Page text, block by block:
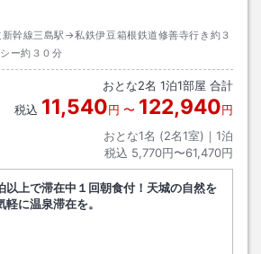
新幹線三島駅→私鉄伊豆箱根鉄道修善寺行き約３
ー約３０分
おとな2名 1泊1部屋 合計
税込 11,540円 〜 122,940円
おとな1名 (2名1室)｜ 1泊
税込 5,770円〜61,470円
以上で滞在中１回朝食付！天城の自然を
に温泉滞在を。
アウト